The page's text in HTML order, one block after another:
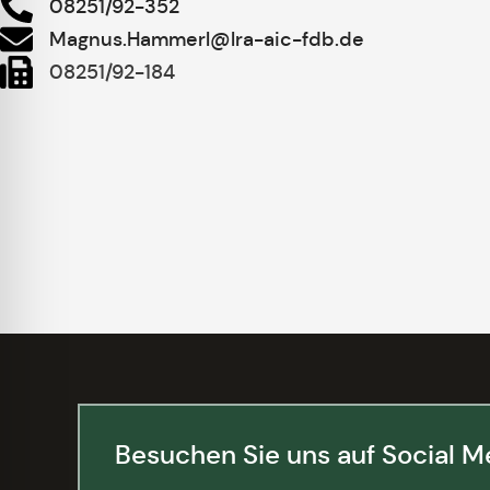
08251/92-352
Magnus.Hammerl@lra-aic-fdb.de
08251/92-184
Besuchen Sie uns auf Social